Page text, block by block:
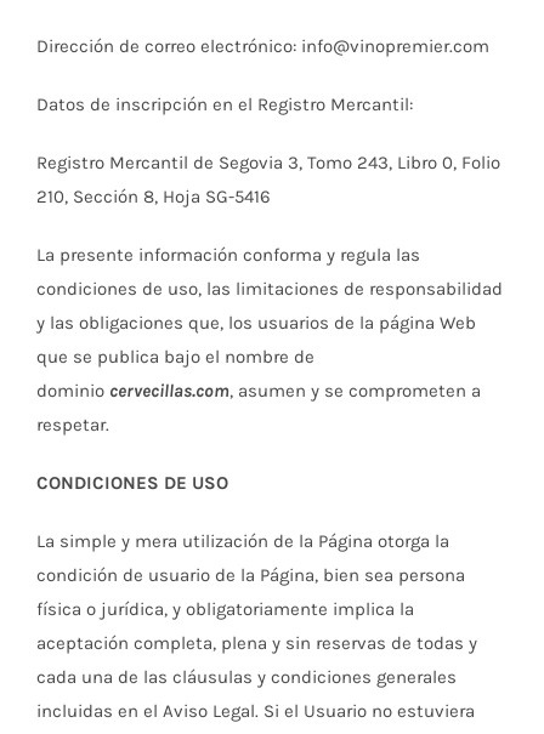
Dirección de correo electrónico: info@vinopremier.com
Datos de inscripción en el Registro Mercantil:
Registro Mercantil de Segovia 3, Tomo 243, Libro 0, Folio
210, Sección 8, Hoja SG-5416
La presente información conforma y regula las
condiciones de uso, las limitaciones de responsabilidad
y las obligaciones que, los usuarios de la página Web
que se publica bajo el nombre de
dominio cervecillas.com, asumen y se comprometen a
respetar.
CONDICIONES DE USO
La simple y mera utilización de la Página otorga la
condición de usuario de la Página, bien sea persona
física o jurídica, y obligatoriamente implica la
aceptación completa, plena y sin reservas de todas y
cada una de las cláusulas y condiciones generales
incluidas en el Aviso Legal. Si el Usuario no estuviera